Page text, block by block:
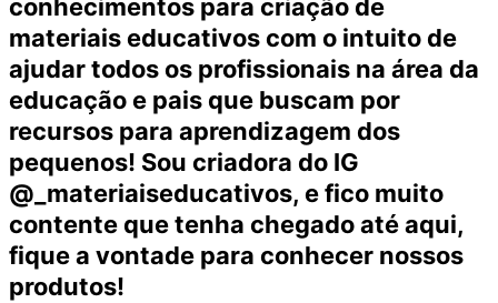
conhecimentos para criação de
materiais educativos com o intuito de
ajudar todos os profissionais na área da
educação e pais que buscam por
recursos para aprendizagem dos
pequenos! Sou criadora do IG
@_materiaiseducativos, e fico muito
contente que tenha chegado até aqui,
fique a vontade para conhecer nossos
produtos!